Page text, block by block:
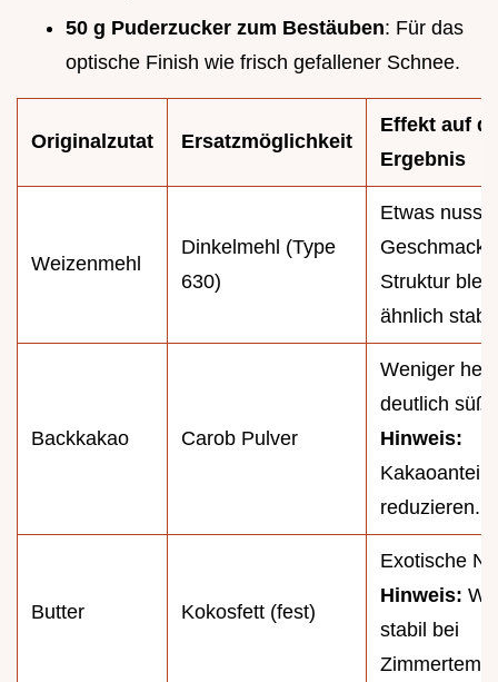
50 g Puderzucker zum Bestäuben: Für das
optische Finish wie frisch gefallener Schnee.
Originalzutat Ersatzmöglichkeit
Effekt auf
Ergebnis
Weizenmehl
Dinkelmehl (Type
630)
Etwas
Geschmack,
Struktur
ähnlich
Backkakao Carob Pulver
Weniger
deutlich
Hinweis:
Kakaoanteil
reduzieren.
Butter Kokosfett (fest)
Exotische
Hinweis:
stabil bei